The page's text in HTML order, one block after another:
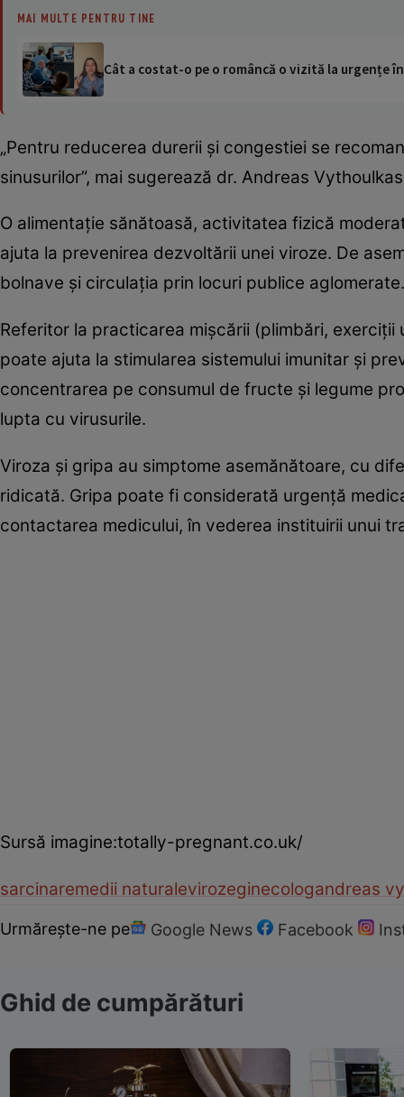
MAI MULTE PENTRU TINE
Cât a costat-o pe o româncă o vizită la urgențe
„Pentru reducerea durerii şi congestiei se
sinusurilor”, mai sugerează dr. Andreas
O alimentaţie sănătoasă, activitatea fizică
ajuta la prevenirea dezvoltării unei viroze. De
bolnave şi circulaţia prin locuri publice aglomerate.
Referitor la practicarea mişcării (plimbări,
poate ajuta la stimularea sistemului imunitar şi
concentrarea pe consumul de fructe şi legume
lupta cu virusurile.
Viroza şi gripa au simptome asemănătoare, cu
ridicată. Gripa poate fi considerată urgenţă
contactarea medicului, în vederea instituirii unui
Sursă imagine:totally-pregnant.co.uk/
sarcinaremedii naturalevirozeginecologandreas
Urmărește-ne pe Google News Facebook
Ghid de cumpărături